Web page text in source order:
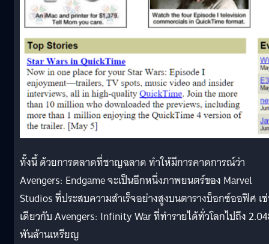
ทั้งนี้ ด้วยการตลาดที่ชาญฉลาด ทำให้มีการคาดการณ์ว่า
Avengers: Endgame จะเป็นอีกหนึ่งภาพยนตร์ของ Marvel
Studios ที่ประสบความสำเร็จอย่างสูงบนตารางบ็อกซ์ออฟิศ เ
เดียวกับ Avengers: Infinity War ที่ทำรายได้ทั่วโลกไปถึง
พันล้านเหรียญ